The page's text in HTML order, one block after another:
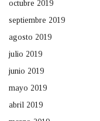
octubre 2019
septiembre 2019
agosto 2019
julio 2019
junio 2019
mayo 2019
abril 2019